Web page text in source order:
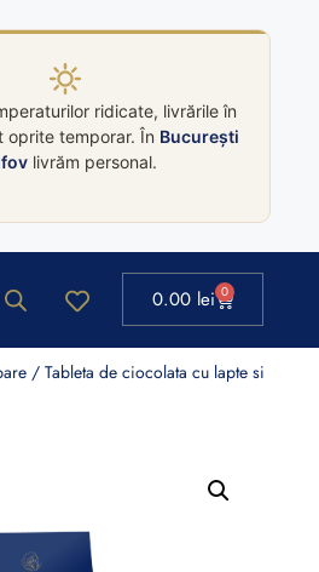
ridicate, livrările în
oprite temporar. În București
livrăm personal.
0.00 lei 0
/ Tableta de ciocolata cu lapte si